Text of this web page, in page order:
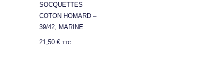
SOCQUETTES
COTON HOMARD –
39/42, MARINE
21,50€ TTC